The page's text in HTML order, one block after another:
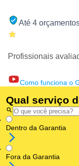
Até 4
Profissionais
Como funciona o
Qual serviço
Dentro da Garantia
Fora da Garantia